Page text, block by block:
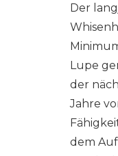
Der
Lupe
der
Jahre
dem